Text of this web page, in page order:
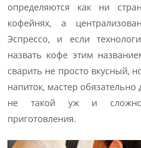
определяются как ни
кофейнях, а
Эспрессо, и если
назвать кофе этим
сварить не просто вкусный,
напиток, мастер обязательно
не такой уж и сложной
приготовления.